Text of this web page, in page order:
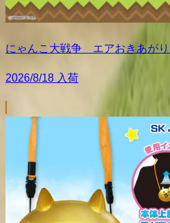
にゃんこ大戦争 エアおきあがり
2026/8/18 入荷